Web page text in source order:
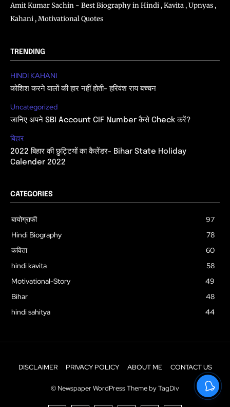
Amit Kumar Sachin - Best Biography in Hindi , Kavita , Upnyas ,
Kahani , Motivational Quotes
TRENDING
HINDI KAHANI
कोशिश करने वालों की हार नहीं होती- हरिवंश राय बच्चन
Uncategorized
जानिए अपने SBI Account CIF Number कैसे Check करें?
बिहार
2022 बिहार की छुट्टियों का कैलेंडर- Bihar State Holiday
Calender 2022
CATEGORIES
बायोग्राफी
97
Hindi Biography
78
कविता
60
hindi kavita
58
Motivational-Story
49
Bihar
48
hindi sahitya
44
DISCLAIMER PRIVACY POLICY ABOUT ME CONTACT US
© Newspaper WordPress Theme by TagDiv